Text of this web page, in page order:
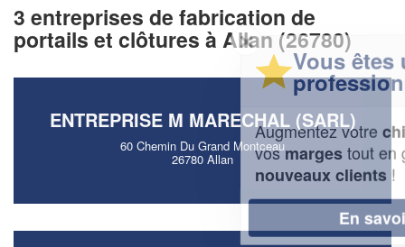
3 entreprises de fabrication de
portails et clôtures à Allan (26780)
ENTREPRISE M MARECHAL (SARL)
60 Chemin Du Grand Montceau
26780 Allan
✕
Vous êtes un
professionnel ?
Augmentez votrechiffre d'affaireset
vosmargestout en gagnant de